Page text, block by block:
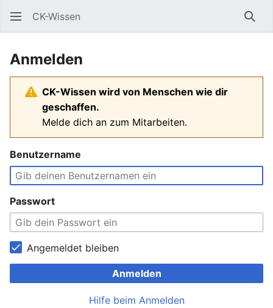
CK-Wissen
Anmelden
CK-Wissen wird von Menschen wie dir
geschaffen.
Melde dich an zum Mitarbeiten.
Benutzername
Passwort
Angemeldet bleiben
Anmelden
Hilfe beim Anmelden